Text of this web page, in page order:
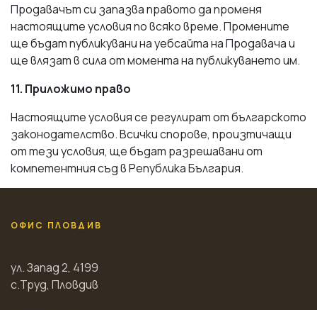
Продавачът си запазва правото да променя
настоящите условия по всяко време. Промените
ще бъдат публикувани на уебсайта на Продавача и
ще влязат в сила от момента на публикуването им.
11. Приложимо право
Настоящите условия се регулират от българското
законодателство. Всички спорове, произтичащи
от тези условия, ще бъдат разрешавани от
компетентния съд в Република България.
ОФИС ПЛОВДИВ
ул. Запад 2, 4199
с.Труд, Пловдив